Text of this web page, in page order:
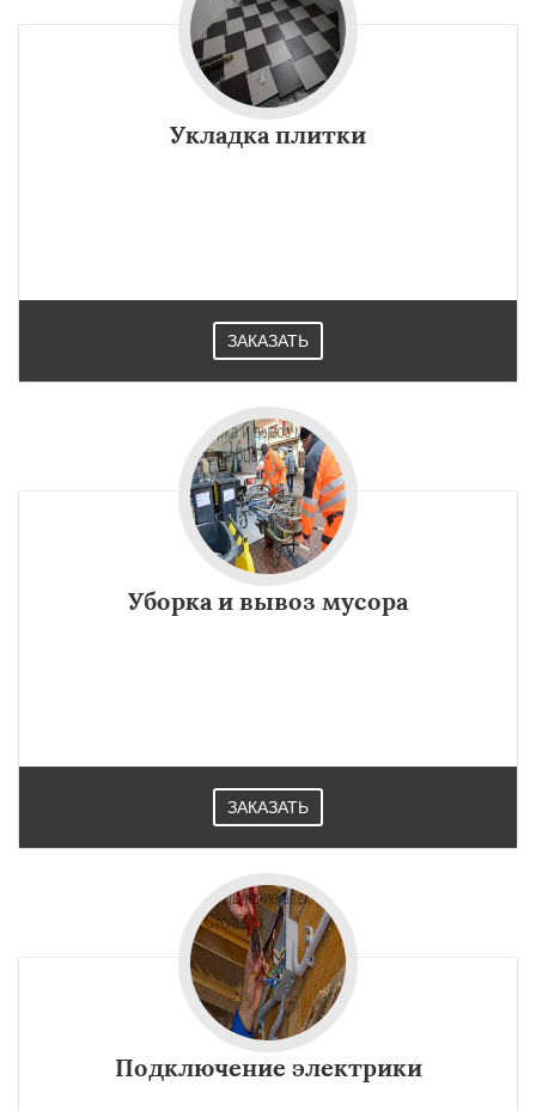
Укладка плитки
ЗАКАЗАТЬ
Уборка и вывоз мусора
ЗАКАЗАТЬ
Подключение электрики